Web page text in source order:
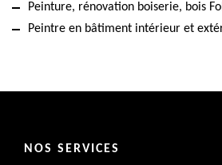
Peinture, rénovation boiserie, bois
Peintre en bâtiment intérieur et
NOS SERVICES